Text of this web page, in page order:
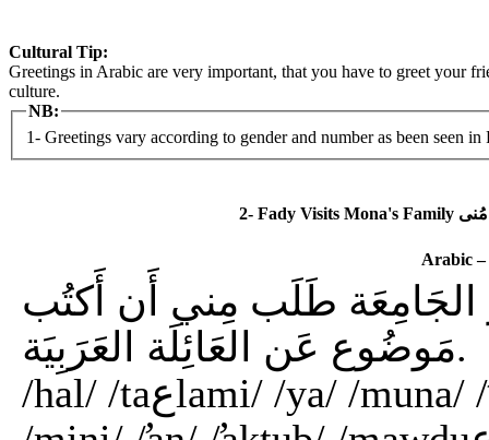
Cultural Tip:
Greetings in Arabic are very important, that you have to greet your
culture.
NB:
1- Greetings vary according to gender and number as been seen in
Arabic –
الجَامِعَة طَلَب مِني أَن أَكتُب
مَوضُوع عَن العَائِلَة العَرَبِيَة.
/hal/ /taعlami/ /ya/ /muna/ /̛an/ /duktur/ /̛al-gamiعa/ /talb/